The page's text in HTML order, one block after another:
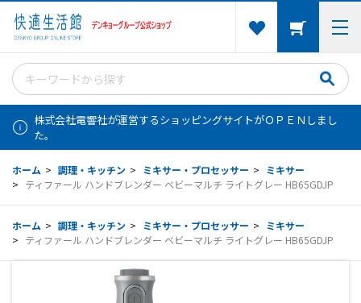
株式会社電響社が運営するショッピングサイトがＯＰＥＮしまし
た。
ホーム > 調理・キッチン > ミキサー・プロセッサー > ミキサー
> ティファール ハンドブレンダー ベビーマルチ ライトグレー HB65GDJP
ホーム > 調理・キッチン > ミキサー・プロセッサー > ミキサー
> ティファール ハンドブレンダー ベビーマルチ ライトグレー HB65GDJP